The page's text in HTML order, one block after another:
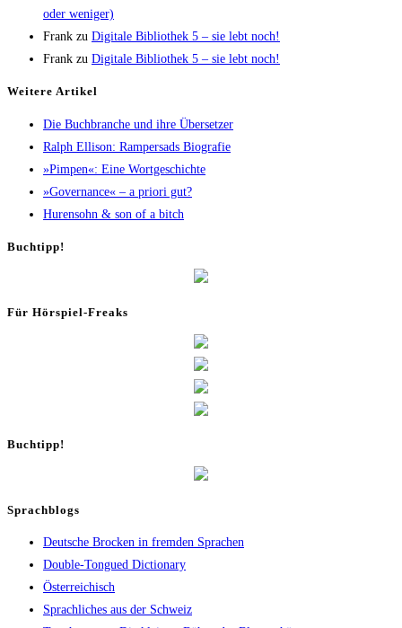
oder weniger)
Frank zu Digi­ta­le Biblio­thek 5 – sie lebt noch!
Frank zu Digi­ta­le Biblio­thek 5 – sie lebt noch!
Wei­te­re Artikel
Die Buch­bran­che und ihre Übersetzer
Ralph Elli­son: Ram­pers­ads Biografie
»Pim­pen«: Eine Wortgeschichte
»Gover­nan­ce« – a prio­ri gut?
Huren­sohn & son of a bitch
Buch­tipp!
Für Hör­spiel-Freaks
Buch­tipp!
Sprachblogs
Deutsche Brocken in fremden Sprachen
Double-Tongued Dictionary
Österreichisch
Sprachliches aus der Schweiz